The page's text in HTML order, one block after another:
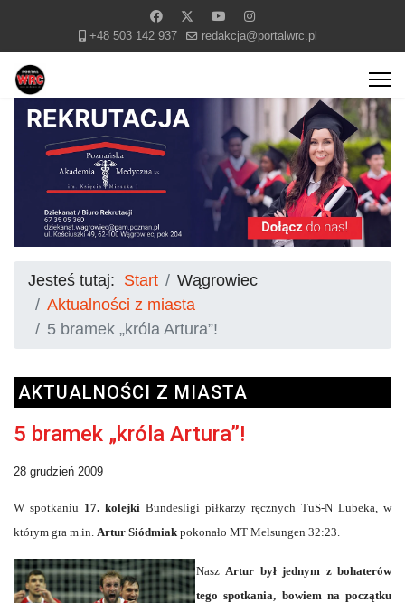
+48 503 142 937 redakcja@portalwrc.pl
Jesteś tutaj: Start
Wągrowiec
Aktualności z miasta
5 bramek „króla Artura”!
AKTUALNOŚCI Z MIASTA
5 bramek „króla Artura”!
28 grudzień 2009
W spotkaniu 17. kolejki Bundesligi piłkarzy ręcznych TuS-N Lubeka, w
którym gra m.in. Artur Siódmiak pokonało MT Melsungen 32:23.
Nasz Artur był jednym z bohaterów
tego spotkania, bowiem na początku